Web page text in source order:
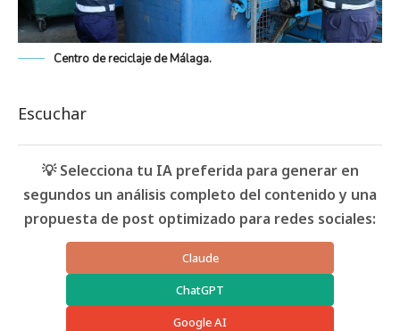
Centro de reciclaje de Málaga.
Escuchar
💡 Selecciona tu IA preferida para generar en
segundos un análisis completo del contenido y una
propuesta de post optimizado para redes sociales:
Claude
ChatGPT
Google AI